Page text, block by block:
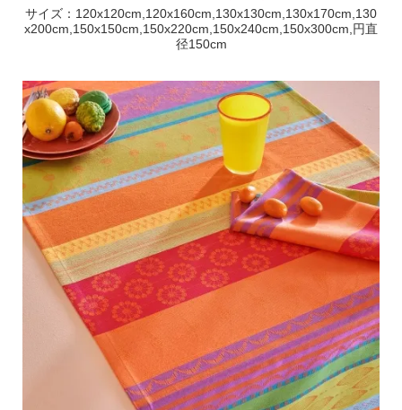
サイズ：120x120cm,120x160cm,130x130cm,130x170cm,130
x200cm,150x150cm,150x220cm,150x240cm,150x300cm,円直
径150cm